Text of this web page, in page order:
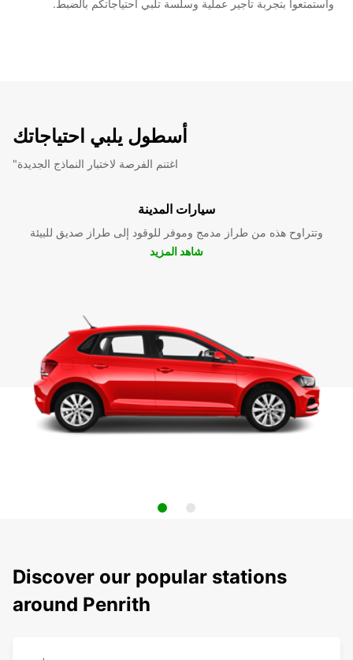
واستمتعوا بتجربة تأجير عملية وسلسة تلبي احتياجاتكم بالضبط.
أسطول يلبي احتياجاتك
"اغتنم الفرصة لاختبار النماذج الجديدة
سيارات المدينة
وتتراوح هذه من طراز مدمج وموفر للوقود إلى طراز صديق للبيئة
شاهد المزيد
Discover our popular stations
around Penrith